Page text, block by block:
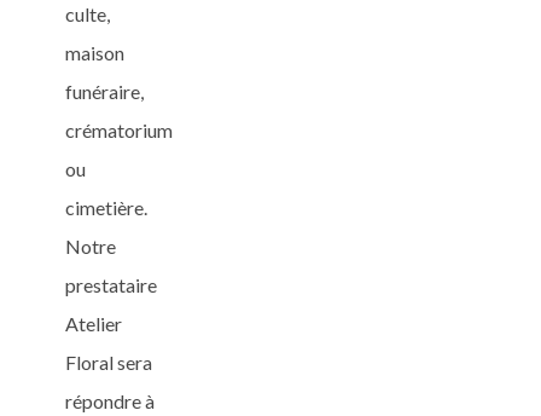
culte,
maison
funéraire,
crématorium
ou
cimetière.
Notre
prestataire
Atelier
Floral sera
répondre à